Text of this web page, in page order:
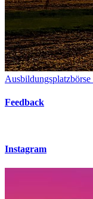
Feedback
Instagram